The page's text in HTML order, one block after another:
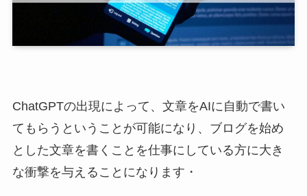
ChatGPTの出現によって、文章をAIに自動で書い
てもらうということが可能になり、ブログを始め
とした文章を書くことを仕事にしている方に大き
な衝撃を与えることになります・